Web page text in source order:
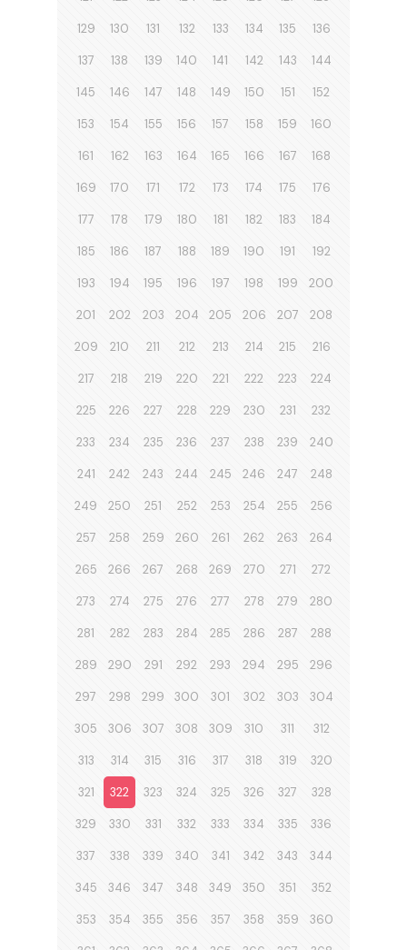
129 130 131 132 133 134 135 136
137 138 139 140 141 142 143 144
145 146 147 148 149 150 151 152
153 154 155 156 157 158 159 160
161 162 163 164 165 166 167 168
169 170 171 172 173 174 175 176
177 178 179 180 181 182 183 184
185 186 187 188 189 190 191 192
193 194 195 196 197 198 199 200
201 202 203 204 205 206 207 208
209 210 211 212 213 214 215 216
217 218 219 220 221 222 223 224
225 226 227 228 229 230 231 232
233 234 235 236 237 238 239 240
241 242 243 244 245 246 247 248
249 250 251 252 253 254 255 256
257 258 259 260 261 262 263 264
265 266 267 268 269 270 271 272
273 274 275 276 277 278 279 280
281 282 283 284 285 286 287 288
289 290 291 292 293 294 295 296
297 298 299 300 301 302 303 304
305 306 307 308 309 310 311 312
313 314 315 316 317 318 319 320
321 322 323 324 325 326 327 328
329 330 331 332 333 334 335 336
337 338 339 340 341 342 343 344
345 346 347 348 349 350 351 352
353 354 355 356 357 358 359 360